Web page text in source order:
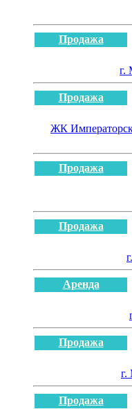
Продажа
г.
Продажа
ЖК
Продажа
Продажа
Аренда
Продажа
г.
Продажа